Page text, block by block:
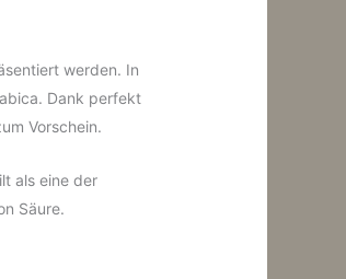
werden. In
Dank perfekt
Vorschein.
als eine der
Säure.